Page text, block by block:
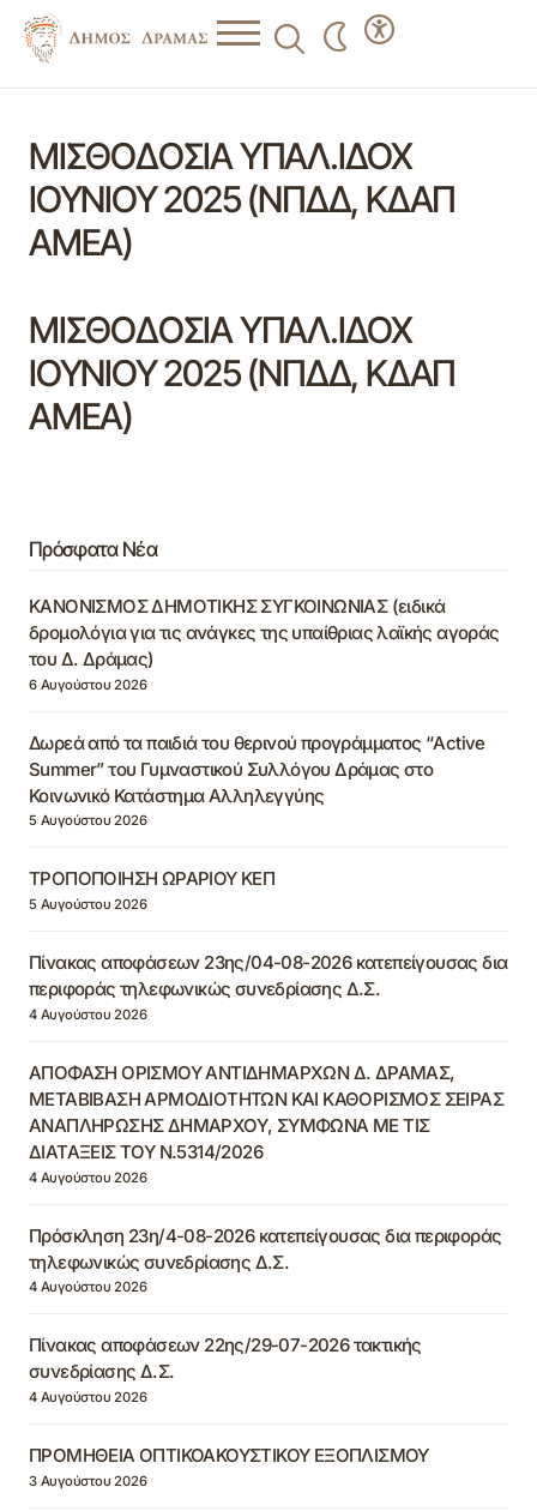
ΜΙΣΘΟΔΟΣΙΑ ΥΠΑΛ.ΙΔΟΧ
ΙΟΥΝΙΟΥ 2025 (ΝΠΔΔ, ΚΔΑΠ
ΑΜΕΑ)
ΜΙΣΘΟΔΟΣΙΑ ΥΠΑΛ.ΙΔΟΧ
ΙΟΥΝΙΟΥ 2025 (ΝΠΔΔ, ΚΔΑΠ
ΑΜΕΑ)
Πρόσφατα Νέα
ΚΑΝΟΝΙΣΜΟΣ ΔΗΜΟΤΙΚΗΣ ΣΥΓΚΟΙΝΩΝΙΑΣ (ειδικά
δρομολόγια για τις ανάγκες της υπαίθριας λαϊκής αγοράς
του Δ. Δράμας)
6 Αυγούστου 2026
Δωρεά από τα παιδιά του θερινού προγράμματος “Active
Summer” του Γυμναστικού Συλλόγου Δράμας στο
Κοινωνικό Κατάστημα Αλληλεγγύης
5 Αυγούστου 2026
ΤΡΟΠΟΠΟΙΗΣΗ ΩΡΑΡΙΟΥ ΚΕΠ
5 Αυγούστου 2026
Πίνακας αποφάσεων 23ης/04-08-2026 κατεπείγουσας δια
περιφοράς τηλεφωνικώς συνεδρίασης Δ.Σ.
4 Αυγούστου 2026
ΑΠΟΦΑΣΗ ΟΡΙΣΜΟΥ ΑΝΤΙΔΗΜΑΡΧΩΝ Δ. ΔΡΑΜΑΣ,
ΜΕΤΑΒΙΒΑΣΗ ΑΡΜΟΔΙΟΤΗΤΩΝ ΚΑΙ ΚΑΘΟΡΙΣΜΟΣ ΣΕΙΡΑΣ
ΑΝΑΠΛΗΡΩΣΗΣ ΔΗΜΑΡΧΟΥ, ΣΥΜΦΩΝΑ ΜΕ ΤΙΣ
ΔΙΑΤΑΞΕΙΣ ΤΟΥ Ν.5314/2026
4 Αυγούστου 2026
Πρόσκληση 23η/4-08-2026 κατεπείγουσας δια περιφοράς
τηλεφωνικώς συνεδρίασης Δ.Σ.
4 Αυγούστου 2026
Πίνακας αποφάσεων 22ης/29-07-2026 τακτικής
συνεδρίασης Δ.Σ.
4 Αυγούστου 2026
ΠΡΟΜΗΘΕΙΑ ΟΠΤΙΚΟΑΚΟΥΣΤΙΚΟΥ ΕΞΟΠΛΙΣΜΟΥ
3 Αυγούστου 2026